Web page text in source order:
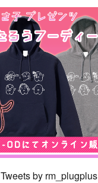
Tweets by rm_plugplus